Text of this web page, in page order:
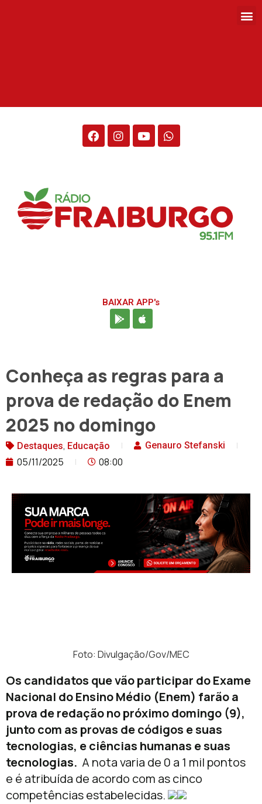
BAIXAR APP's
Conheça as regras para a
prova de redação do Enem
2025 no domingo
Destaques, Educação Genauro Stefanski
05/11/2025 08:00
Foto: Divulgação/Gov/MEC
Os candidatos que vão participar do Exame
Nacional do Ensino Médio (Enem) farão a
prova de redação no próximo domingo (9),
junto com as provas de códigos e suas
tecnologias, e ciências humanas e suas
tecnologias. A nota varia de 0 a 1 mil pontos
e é atribuída de acordo com as cinco
competências estabelecidas.